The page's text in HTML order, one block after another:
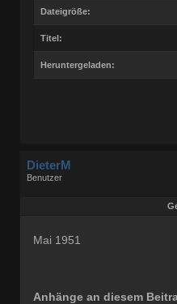
Dateigröße:
Titel:
Heruntergeladen:
DieterM
Benutzer
Mai 1951
Anhänge an diesem